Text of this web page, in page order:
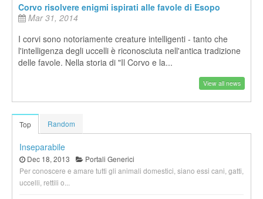
Corvo risolvere enigmi ispirati alle favole di Esopo
Mar 31, 2014
I corvi sono notoriamente creature intelligenti - tanto che
l'intelligenza degli uccelli è riconosciuta nell'antica tradizione
delle favole. Nella storia di "Il Corvo e la...
View all news
Top Random
Inseparabile
Dec 18, 2013
Portali Generici
Per conoscere e amare tutti gli animali domestici, siano essi cani, gatti,
uccelli, rettili o...